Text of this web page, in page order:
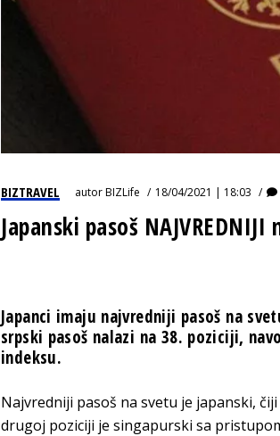
BIZTRAVEL autorBIZLife 18/04/2021 | 18:03
Japanski pasoš
Japanci imaju najvredniji pasoš na
srpski pasoš nalazi na 38. poziciji,
indeksu.
Najvredniji pasoš na svetu je japanski,
drugoj poziciji je singapurski sa